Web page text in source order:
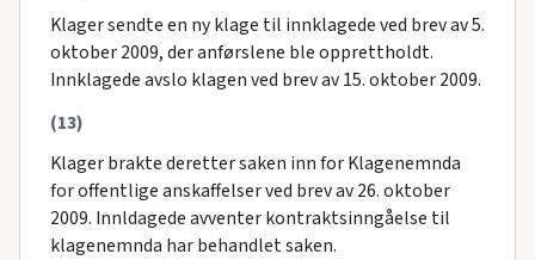
Klager sendte en ny klage til innklagede ved brev av 5.
oktober 2009, der anførslene ble opprettholdt.
Innklagede avslo klagen ved brev av 15. oktober 2009.
(13)
Klager brakte deretter saken inn for Klagenemnda
for offentlige anskaffelser ved brev av 26. oktober
2009. Innldagede avventer kontraktsinngåelse til
klagenemnda har behandlet saken.